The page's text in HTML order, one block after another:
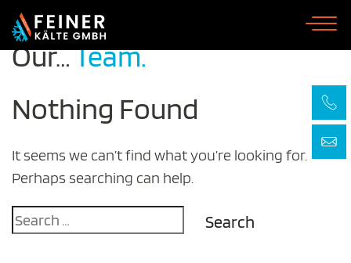
Skip
content
Our…Team.
Nothing Found
It seems we can’t find what you’re looking for.
Perhaps searching can help.
Search